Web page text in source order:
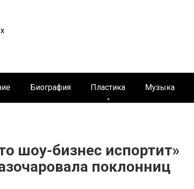
Биография Пластика Музыка
шоу-бизнес испортит»
поклонниц